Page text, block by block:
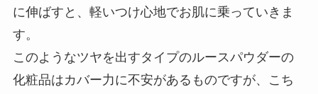
に伸ばすと、軽いつけ心地でお肌に乗っていきま
す。
このようなツヤを出すタイプのルースパウダーの
化粧品はカバー力に不安があるものですが、こち